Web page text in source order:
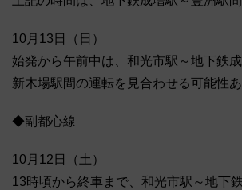
10月13日（日）
始発から午前中は、和光市駅～地下鉄
新木場駅間の運転を見合わせる可能性あ
◆副都心線
10月12日（土）
13時頃から終車まで、和光市駅～地下